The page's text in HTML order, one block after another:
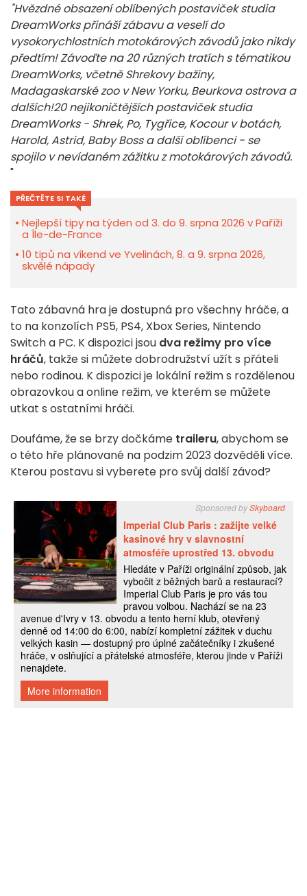
"Hvězdné obsazení oblíbených postaviček studia
DreamWorks přináší zábavu a veselí do
vysokorychlostních motokárových závodů jako nikdy
předtím! Závoďte na 20 různých tratích s tématikou
DreamWorks, včetně Shrekovy bažiny,
Madagaskarské zoo v New Yorku, Beurkova ostrova a
dalších!20 nejikoničtějších postaviček studia
DreamWorks - Shrek, Po, Tygřice, Kocour v botách,
Harold, Astrid, Baby Boss a další oblíbenci - se
spojilo v nevídaném zážitku z motokárových závodů.
"
PŘEČTĚTE SI TAKÉ
Nejlepší tipy na týden od 3. do 9. srpna 2026 v Paříži
a Île-de-France
10 tipů na víkend ve Yvelinách, 8. a 9. srpna 2026,
skvělé nápady
Tato zábavná hra je dostupná pro všechny hráče, a
to na konzolích PS5, PS4, Xbox Series, Nintendo
Switch a PC. K dispozici jsou dva režimy pro více
hráčů, takže si můžete dobrodružství užít s přáteli
nebo rodinou. K dispozici je lokální režim s rozdělenou
obrazovkou a online režim, ve kterém se můžete
utkat s ostatními hráči.
Doufáme, že se brzy dočkáme traileru, abychom se
o této hře plánované na podzim 2023 dozvěděli více.
Kterou postavu si vyberete pro svůj další závod?